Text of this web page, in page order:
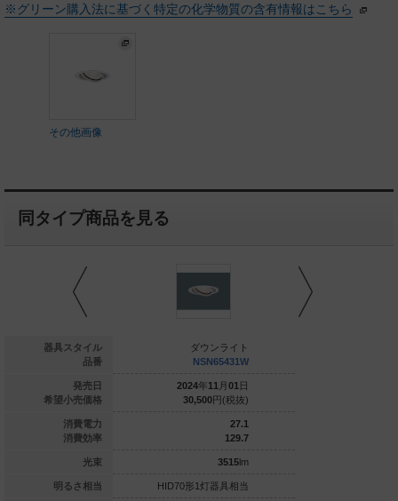
※グリーン購入法に基づく特定の化学物質の含有情報はこちら
その他画像
同タイプ商品を見る
器具スタイル
品番
発売日
希望小売価格
消費電力
消費効率
光束
明るさ相当
ダウンライト
円(税抜)
28.1
119.9
形1灯器具相当
ダウンライト
NSN65431W
2024年11 月 01 日
30,500円(税抜)
27.1
129.7
3515lm
HID70形1灯器具相当